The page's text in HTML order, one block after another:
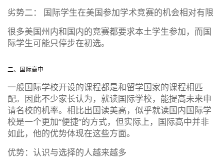
劣势二： 国际学生在美国参加学术竞赛的机会相对有限
很多美国州内和国内的竞赛都要求本土学生参加，而国
际学生可能只停步在初选。
二、国际高中
一般国际学校开设的课程都是和留学国家的课程相匹
配。因此不少家长认为，就读国际学校，能提高未来申
请名校的机率。相比出国读美高，似乎就读国内国际学
校是一个更加“便捷”的方式，但实际上，国际高中并非
如此，他的优势体现在这些方面。
优势：认识与选择的人越来越多